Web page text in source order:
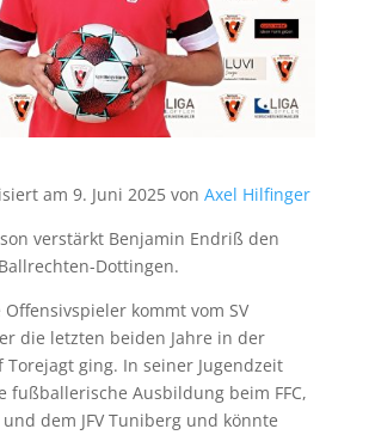
am 9. Juni 2025 von Axel Hilfinger
verstärkt Benjamin Endriß den
Dottingen.
kommt vom SV
die letzten beiden Jahre in der
Torejagt ging. In seiner Jugendzeit
fußballerische Ausbildung beim FFC,
und dem JFV Tuniberg und könnte